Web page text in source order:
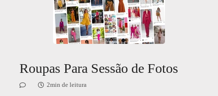
Roupas Para Sessão de Fotos
2min de leitura